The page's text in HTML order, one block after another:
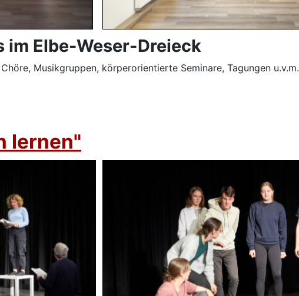
im Elbe-Weser-Dreieck
Musikgruppen, körperorientierte Seminare, Tagungen u.v.m.
lernen"